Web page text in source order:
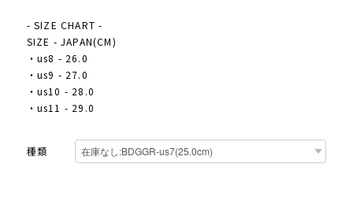
- SIZE CHART -
SIZE - JAPAN(CM)
・us8 - 26.0
・us9 - 27.0
・us10 - 28.0
・us11 - 29.0
種類